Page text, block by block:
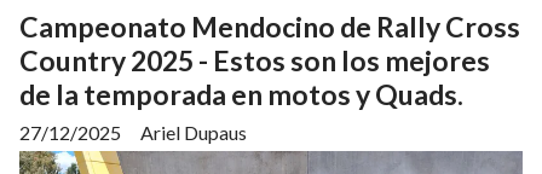
Campeonato Mendocino de Rally Cross
Country 2025 - Estos son los mejores
de la temporada en motos y Quads.
Ariel Dupaus
27/12/2025